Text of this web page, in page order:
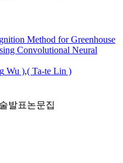
Method for Greenhouse
Convolutional Neural
Wu ),( Ta-te Lin )
발표논문집